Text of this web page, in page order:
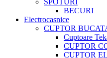
BECURI
Electrocasnice
CUPTOR
Cuptoare
CUPTOR
CUPTOR